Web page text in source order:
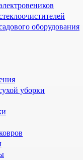
оборудования
уборки